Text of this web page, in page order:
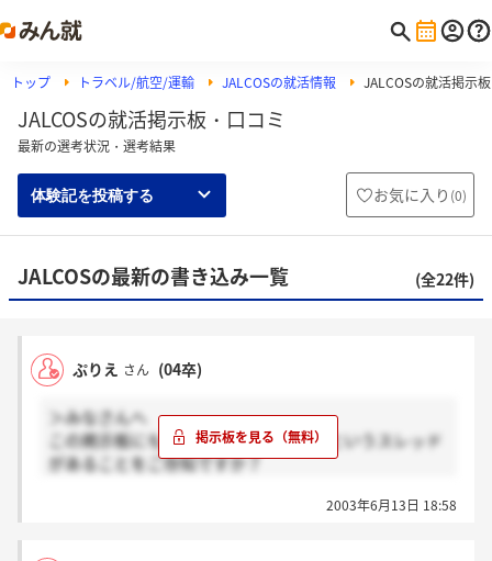
トップ トラベル/航空/運輸 JALCOSの就活情報 JALCOSの就活掲示板
JALCOSの就活掲示板・口コミ
最新の選考状況・選考結果
体験記を投稿する お気に入り (0)
JALCOSの最新の書き込み一覧 (全22件)
ぷりえ さん (04卒)
＞みなさんへ
この掲示板にもう一つ「ジャルコス」というスレッド
があることをご存知ですか？
ていますので是非一度ご覧になってみてください
2003年6月13日 18:58